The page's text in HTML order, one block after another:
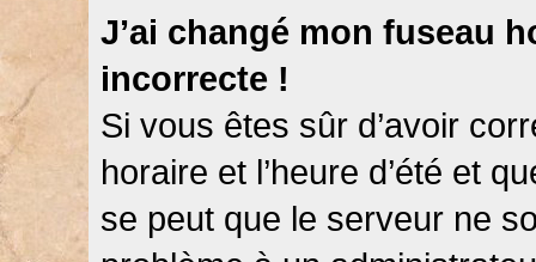
J’ai changé mon fuseau
incorrecte !
Si vous êtes sûr d’avoir
horaire et l’heure d’été et
se peut que le serveur ne